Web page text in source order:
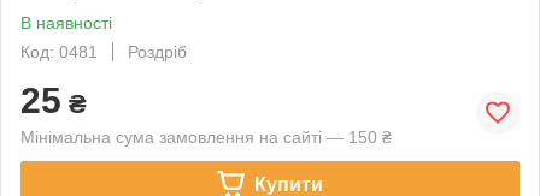
В наявності
Код: 0481
Роздріб
25 ₴
Мінімальна сума замовлення на сайті — 150 ₴
Купити